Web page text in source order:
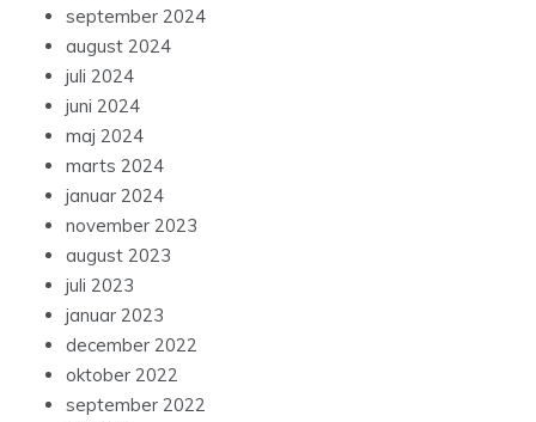
september 2024
august 2024
juli 2024
juni 2024
maj 2024
marts 2024
januar 2024
november 2023
august 2023
juli 2023
januar 2023
december 2022
oktober 2022
september 2022